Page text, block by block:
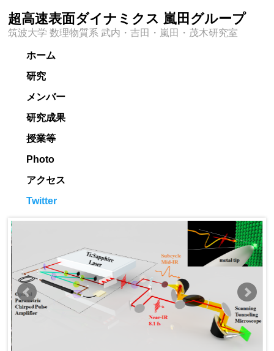
超高速表面ダイナミクス 嵐田グループ
筑波大学 数理物質系 武内・吉田・嵐田・茂木研究室
ホーム
研究
メンバー
研究成果
授業等
Photo
アクセス
Twitter